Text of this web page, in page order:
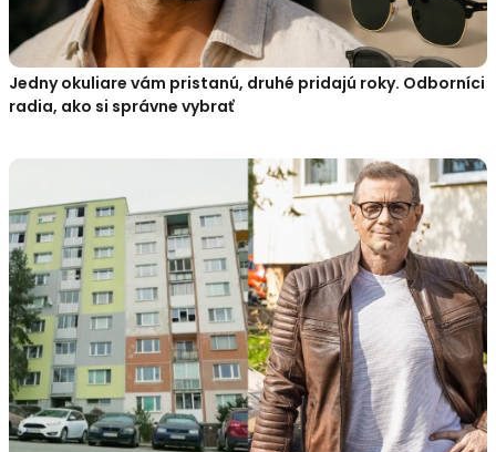
Jedny okuliare vám pristanú, druhé pridajú roky. Odborníci
radia, ako si správne vybrať